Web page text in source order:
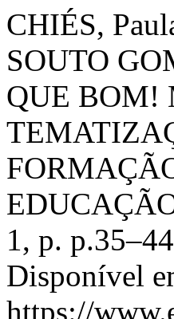
CHIÉS,
SOUTO
QUE BOM!
1, p.
Disponível
https://